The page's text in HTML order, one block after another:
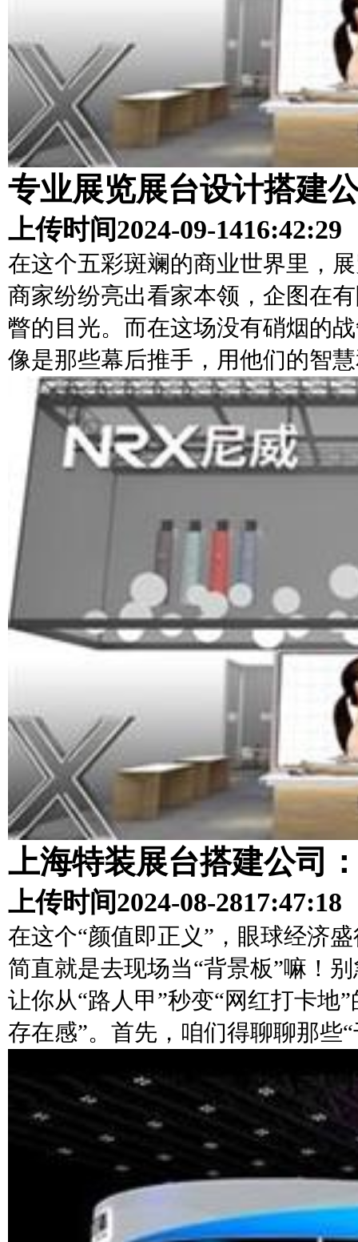
专业展览展台设计搭建
上传时间2024-09-1416:42:29
在这个五彩斑斓的商业世界里，
商家纷纷亮出看家本领，企图在
瞥的目光。而在这场没有硝烟的
像是那些幕后推手，用他们的智
上海特装展台搭建公司
上传时间2024-08-2817:47:18
在这个“颜值即正义”，眼球经济
简直就是去现场当“背景板”嘛！
让你从“路人甲”秒变“网红打卡地
存在感”。首先，咱们得聊聊那